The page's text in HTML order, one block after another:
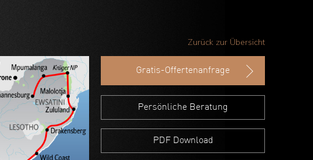
Zurück zur Übersicht
Gratis-Offertenanfrage
Persönliche Beratung
PDF Download